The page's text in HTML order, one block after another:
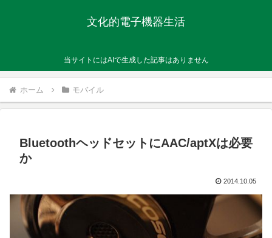
文化的電子機器生活
当サイトにはAIで生成した記事はありません
ホーム モバイル
BluetoothヘッドセットにAAC/aptXは必要
か
2014.10.05